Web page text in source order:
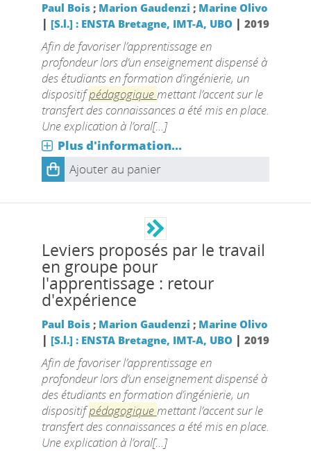
Paul Bois; Marion Gaudenzi ; Marine Olivo
| [S.l.] : ENSTA Bretagne, IMT-A, UBO| 2019
Afin de favoriser l’apprentissage en
profondeur lors d’un enseignement dispensé à
des étudiants en formation d’ingénierie, un
dispositifpédagogiquemettant l’accent sur le
transfert des connaissances a été mis en place.
Une explication à l’oral[...]
Plus d'information...
Ajouter au panier
Leviers proposés par le travail
en groupe pour
l'apprentissage : retour
d'expérience
Paul Bois; Marion Gaudenzi ; Marine Olivo
| [S.l.] : ENSTA Bretagne, IMT-A, UBO| 2019
Afin de favoriser l’apprentissage en
profondeur lors d’un enseignement dispensé à
des étudiants en formation d’ingénierie, un
dispositifpédagogiquemettant l’accent sur le
transfert des connaissances a été mis en place.
Une explication à l’oral[...]